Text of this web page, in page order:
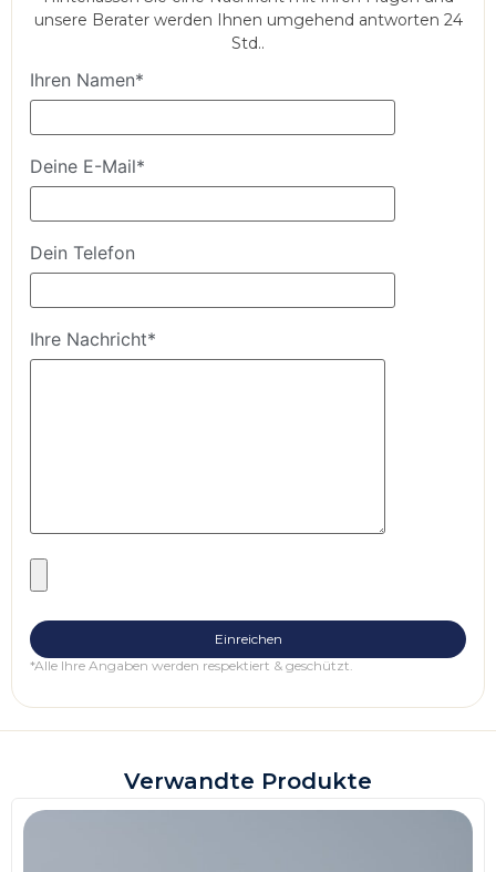
unsere Berater werden Ihnen umgehend antworten 24
Std..
Ihren Namen*
Deine E-Mail*
Dein Telefon
Ihre Nachricht*
*Alle Ihre Angaben werden respektiert & geschützt.
Verwandte Produkte